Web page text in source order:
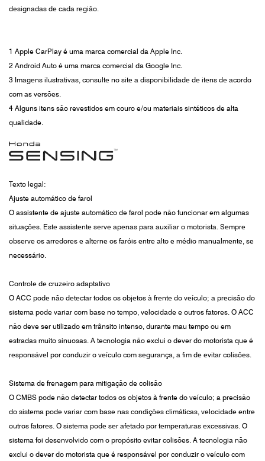
designadas de cada região.
1 Apple CarPlay é uma marca comercial da Apple Inc.
2 Android Auto é uma marca comercial da Google Inc.
3 Imagens ilustrativas, consulte no site a disponibilidade de itens de acordo
com as versões.
4 Alguns itens são revestidos em couro e/ou materiais sintéticos de alta
qualidade.
Texto legal:
Ajuste automático de farol
O assistente de ajuste automático de farol pode não funcionar em algumas
situações. Este assistente serve apenas para auxiliar o motorista. Sempre
observe os arredores e alterne os faróis entre alto e médio manualmente, se
necessário.
Controle de cruzeiro adaptativo
O ACC pode não detectar todos os objetos à frente do veículo; a precisão do
sistema pode variar com base no tempo, velocidade e outros fatores. O ACC
não deve ser utilizado em trânsito intenso, durante mau tempo ou em
estradas muito sinuosas. A tecnologia não exclui o dever do motorista que é
responsável por conduzir o veículo com segurança, a fim de evitar colisões.
Sistema de frenagem para mitigação de colisão
O CMBS pode não detectar todos os objetos à frente do veículo; a precisão
do sistema pode variar com base nas condições climáticas, velocidade entre
outros fatores. O sistema pode ser afetado por temperaturas excessivas. O
sistema foi desenvolvido com o propósito evitar colisões. A tecnologia não
exclui o dever do motorista que é responsável por conduzir o veículo com